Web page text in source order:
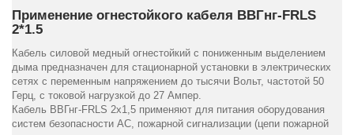
Применение огнестойкого кабеля ВВГнг-FRLS
2*1.5
Кабель силовой медный огнестойкий с пониженным выделением
дыма предназначен для стационарной установки в электрических
сетях с переменным напряжением до тысячи Вольт, частотой 50
Герц, с токовой нагрузкой до 27 Ампер.
Кабель ВВГнг-FRLS 2х1,5 применяют для питания оборудования
систем безопасности АС, пожарной сигнализации (цепи пожарной